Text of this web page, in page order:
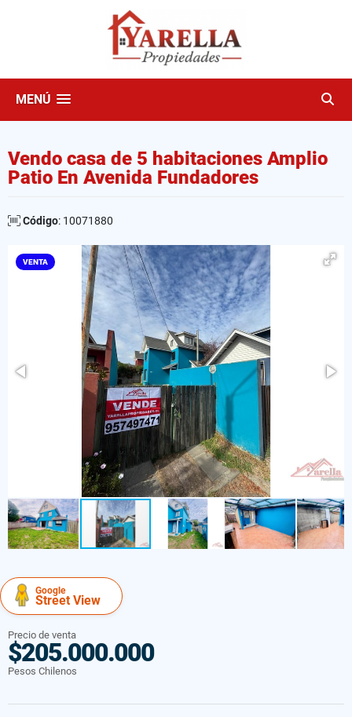
MENÚ
Vendo casa de 5 habitaciones Amplio
Patio En Avenida Fundadores
Código: 10071880
VENTA
Google
Street View
Precio de venta
$205.000.000
Pesos Chilenos